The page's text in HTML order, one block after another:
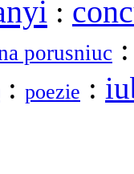
:
porusniuc
: poezie :